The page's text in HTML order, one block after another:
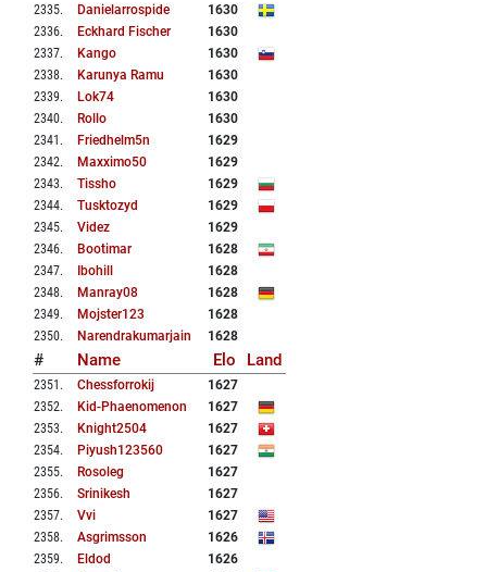
2335. Danielarrospide
1630
2336. Eckhard Fischer
1630
2337. Kango
1630
2338. Karunya Ramu
1630
2339. Lok74
1630
2340. Rollo
1630
2341 . Friedhelm5n
1629
2342. Maxximo50
1629
2343. Tissho
1629
2344. Tusktozyd
1629
2345. Videz
1629
2346. Bootimar
1628
2347. Ibohill
1628
2348. Manray08
1628
2349. Mojster123
1628
2350. Narendrakumarjain 1628
# Name Elo Land
2351 . Chessforrokij
1627
2352. Kid-Phaenomenon
1627
2353. Knight2504
1627
2354. Piyush123560
1627
2355. Rosoleg
1627
2356. Srinikesh
1627
2357. Vvi
1627
2358. Asgrimsson
1626
2359. Eldod
1626